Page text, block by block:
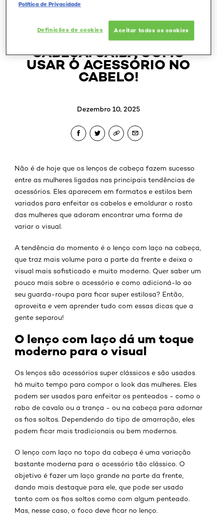
LENÇO COM LAÇO NA
CABEÇA: SAIBA COMO
USAR O ACESSÓRIO NO
CABELO!
Dezembro 10, 2025
Não é de hoje que os lenços de cabeça fazem sucesso
entre as mulheres ligadas nas principais tendências de
acessórios. Eles aparecem em formatos e estilos bem
variados para enfeitar os cabelos e emoldurar o rosto
das mulheres que adoram encontrar uma forma de
variar o visual.
A tendência do momento é o lenço com laço na cabeça,
que traz mais volume para a parte da frente e deixa o
visual mais sofisticado e muito moderno. Quer saber um
pouco mais sobre o acessório e como adicioná-lo ao
seu guarda-roupa para ficar super estilosa? Então,
aproveita e vem aprender tudo com essas dicas que a
gente separou!
O lenço com laço dá um toque
moderno para o visual
Os lenços são acessórios super clássicos e são usados
há muito tempo para compor o look das mulheres. Eles
podem ser usados para enfeitar os penteados - como o
rabo de cavalo ou a trança - ou na cabeça para adornar
os fios soltos. Dependendo do tipo de amarração, eles
podem ficar mais tradicionais ou bem modernos.
O lenço com laço no topo da cabeça é uma variação
bastante moderna para o acessório tão clássico. O
objetivo é fazer um laço grande na parte da frente,
dando mais destaque para ele, que pode ser usado
tanto com os fios soltos como com algum penteado.
Mas, nesse caso, o foco deve ficar no lenço.
Política de Privacidade
Definições de cookies Aceitar todos os cookies